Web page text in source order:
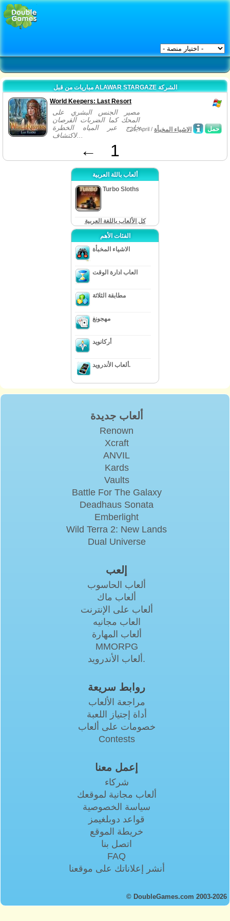
مباريات من قبل ALAWAR STARGAZE الشركة
World Keepers: Last Resort
مصير الجنس البشري على
المحك كما الضربات القرصان
خارج عبر المياه الخطرة
لاكتشاف...
حمل 21, April / الاشياء المخبأة
← 1
ألعاب باللة العربية
Turbo Sloths
كل الألعاب باللغة العربية
الفئات الأهم
الاشياء المخبأة
العاب ادارة الوقت
مطابقة الثلاثة
مهجونغ
أركانويد
ألعاب الأندرويد.
ألعاب جديدة
Renown
Xcraft
ANVIL
Kards
Vaults
Battle For The Galaxy
Deadhaus Sonata
Emberlight
Wild Terra 2: New Lands
Dual Universe
إلعب
ألعاب الحاسوب
ألعاب ماك
ألعاب على الإنترنت
العاب مجانيه
ألعاب المهارة
MMORPG
ألعاب الأندرويد.
روابط سريعة
مراجعة الألعاب
أداة إجتياز اللعبة
خصومات على ألعاب
Contests
إعمل معنا
شركاء
ألعاب مجانية لموقعك
سياسة الخصوصية
قواعد دوبلغيمز
خريطة الموقع
اتصل بنا
FAQ
أنشر إعلاناتك على موقعنا
© DoubleGames.com 2003-2026